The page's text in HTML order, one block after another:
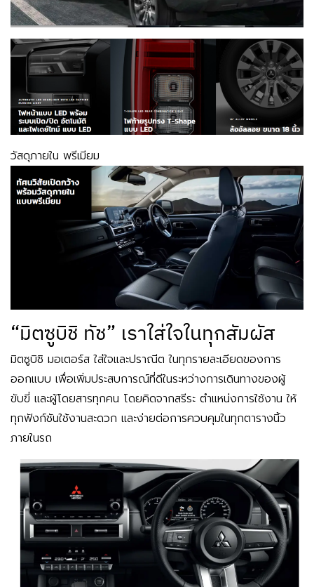
วัสดุภายใน พรีเมียม
“มิตซูบิชิ ทัช” เราใส่ใจในทุกสัมผัส
มิตซูบิชิ มอเตอร์ส ใส่ใจและปราณีต ในทุกรายละเอียดของการ
ออกแบบ เพื่อเพิ่มประสบการณ์ที่ดีในระหว่างการเดินทางของผู้
ขับขี่ และผู้โดยสารทุกคน โดยคิดจากสรีระ ตำแหน่งการใช้งาน ให้
ทุกฟังก์ชันใช้งานสะดวก และง่ายต่อการควบคุมในทุกตารางนิ้ว
ภายในรถ